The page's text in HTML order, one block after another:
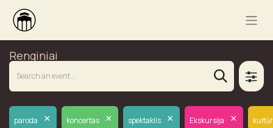
Renginiai
paroda × koncertas × spektaklis × Ekskursija ×